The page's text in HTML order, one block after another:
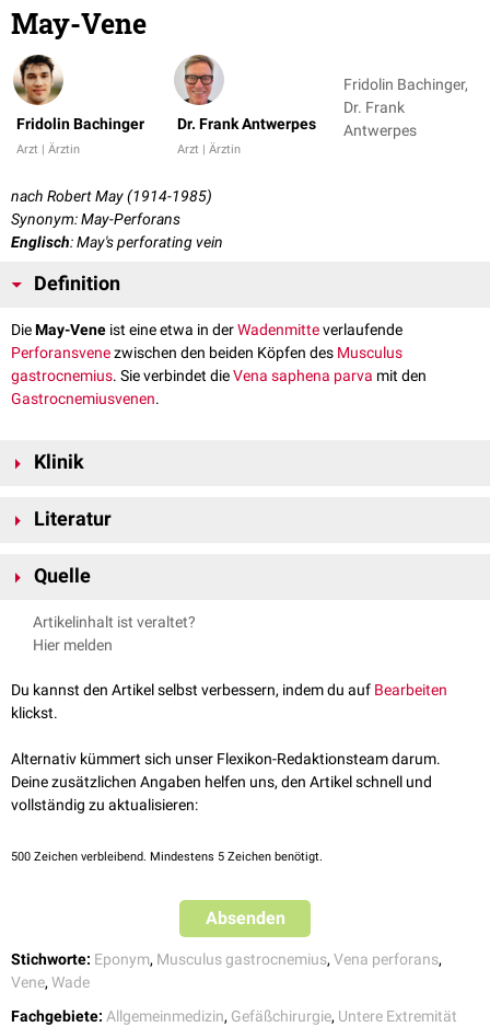
May-Vene
Fridolin Bachinger
Arzt | Ärztin
Dr. Frank Antwerpes
Arzt | Ärztin
Fridolin Bachinger,
Dr. Frank
Antwerpes
nach Robert May (1914-1985)
Synonym: May-Perforans
Englisch: May's perforating vein
Definition
DieMay-Vene ist eine etwa in derWadenmitteverlaufende
Perforansvenezwischen den beiden Köpfen des Musculus
gastrocnemius. Sie verbindet dieVena saphena parva mit den
Gastrocnemiusvenen.
Klinik
Vene kommen, die dann als sogenannter "
Literatur
einem Band (De Gruyter Studium) (19th totaly rev. ed.), De Gruyter,
Quelle
Pschyrembel - May-Vene
Artikelinhalt ist veraltet?
Hier melden
Du kannst den Artikel selbst verbessern, indem du auf Bearbeiten
klickst.
Alternativ kümmert sich unser Flexikon-Redaktionsteam darum.
Deine zusätzlichen Angaben helfen uns, den Artikel schnell und
vollständig zu aktualisieren:
500 Zeichen verbleibend. Mindestens 5 Zeichen benötigt.
Absenden
Stichworte: Eponym, Musculus gastrocnemius, Vena perforans,
Vene, Wade
Fachgebiete: Allgemeinmedizin, Gefäßchirurgie, Untere Extremität